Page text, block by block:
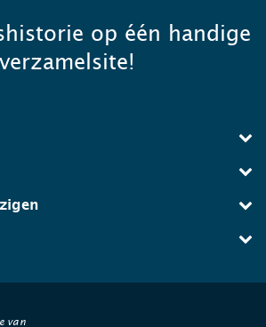
op één handige
verzamelsite!
van